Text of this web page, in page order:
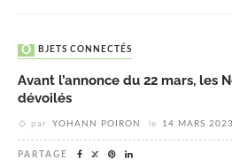
OBJETS CONNECTÉS
Avant l’annonce du 22 mars, les
dévoilés
par YOHANN POIRON le 14 MARS 2023
PARTAGE